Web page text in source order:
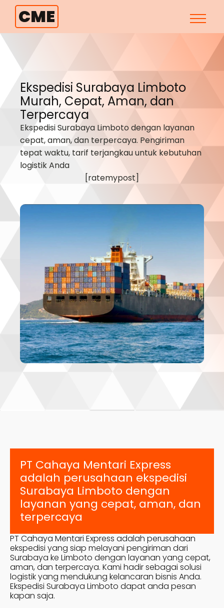
CME
Ekspedisi Surabaya Limboto
Murah, Cepat, Aman, dan
Terpercaya
Ekspedisi Surabaya Limboto dengan layanan
cepat, aman, dan terpercaya. Pengiriman
tepat waktu, tarif terjangkau untuk kebutuhan
logistik Anda
[ratemypost]
PT Cahaya Mentari Express
adalah perusahaan ekspedisi
Surabaya Limboto dengan
layanan yang cepat, aman, dan
terpercaya
PT Cahaya Mentari Express adalah perusahaan
ekspedisi yang siap melayani pengiriman dari
Surabaya ke Limboto dengan layanan yang cepat,
aman, dan terpercaya. Kami hadir sebagai solusi
logistik yang mendukung kelancaran bisnis Anda.
Ekspedisi Surabaya Limboto dapat anda pesan
kapan saja.